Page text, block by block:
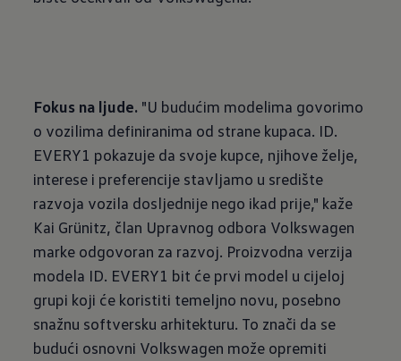
Fokus na ljude. "U budućim modelima govorimo
o vozilima definiranima od strane kupaca. ID.
EVERY1 pokazuje da svoje kupce, njihove želje,
interese i preferencije stavljamo u središte
razvoja vozila dosljednije nego ikad prije," kaže
Kai Grünitz, član Upravnog odbora Volkswagen
marke odgovoran za razvoj. Proizvodna verzija
modela ID. EVERY1 bit će prvi model u cijeloj
grupi koji će koristiti temeljno novu, posebno
snažnu softversku arhitekturu. To znači da se
budući osnovni Volkswagen može opremiti